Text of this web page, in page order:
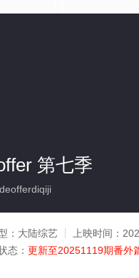
第七季
： 大陆综艺 上映时间：
态： 更新至20251119期番外